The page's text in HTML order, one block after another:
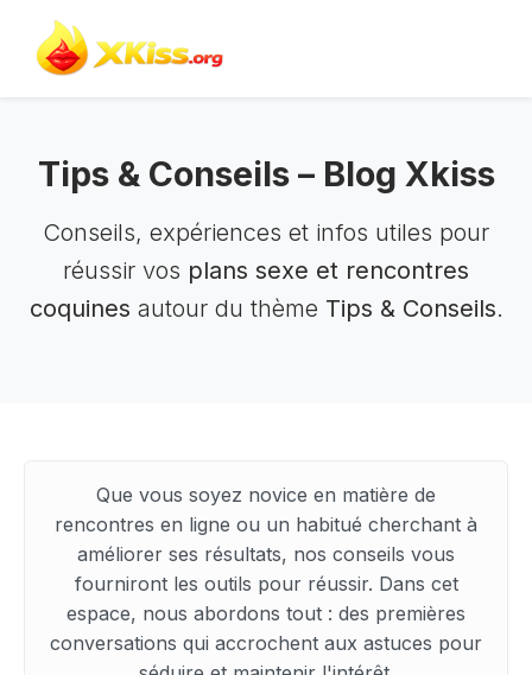
Retour au site
Tips & Conseils – Blog Xkiss
Conseils, expériences et infos utiles pour
réussir vos plans sexe et rencontres
coquines autour du thème Tips & Conseils.
Que vous soyez novice en matière de
rencontres en ligne ou un habitué cherchant à
améliorer ses résultats, nos conseils vous
fourniront les outils pour réussir. Dans cet
espace, nous abordons tout : des premières
conversations qui accrochent aux astuces pour